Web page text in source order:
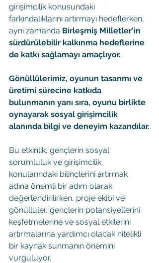
girişimcilik konusundaki
farkındalıklarını artırmayı hedeflerken,
aynı zamanda Birleşmiş Milletler'in
sürdürülebilir kalkınma hedeflerine
de katkı sağlamayı amaçlıyor.
Gönüllülerimiz, oyunun tasarımı ve
üretimi sürecine katkıda
bulunmanın yanı sıra, oyunu birlikte
oynayarak sosyal girişimcilik
alanında bilgi ve deneyim kazandılar.
Bu etkinlik, gençlerin sosyal
sorumluluk ve girişimcilik
konularındaki bilinçlerini artırmak
adına önemli bir adım olarak
değerlendirilirken, proje ekibi ve
gönüllüler, gençlerin potansiyellerini
keşfetmelerine ve sosyal etkilerini
artırmalarına yardımcı olacak nitelikli
bir kaynak sunmanın önemini
vurguluyor.